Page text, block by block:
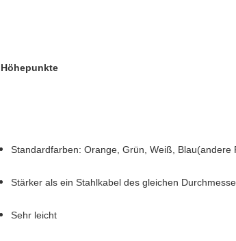
Höhepunkte
Standardfarben: Orange, Grün, Weiß, Blau(andere
Stärker als ein Stahlkabel des gleichen
Sehr leicht